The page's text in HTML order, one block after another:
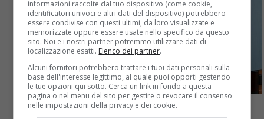
informazioni raccolte dal tuo dispositivo (come cookie,
identificatori univoci e altri dati del dispositivo) potrebbero
essere condivise con questi ultimi, da loro visualizzate e
memorizzate oppure essere usate nello specifico da questo
sito. Noi e i nostri partner potremmo utilizzare dati di
localizzazione esatti. Elenco dei partner.
Alcuni fornitori potrebbero trattare i tuoi dati personali sulla
base dell'interesse legittimo, al quale puoi opporti gestendo
le tue opzioni qui sotto. Cerca un link in fondo a questa
pagina o nel menu del sito per gestire o revocare il consenso
nelle impostazioni della privacy e dei cookie.